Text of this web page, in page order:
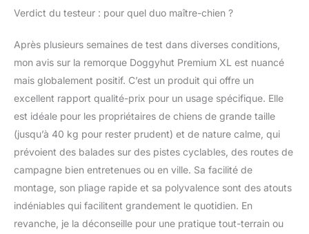
Verdict du testeur : pour quel duo maître-chien ?
Après plusieurs semaines de test dans diverses conditions,
mon avis sur la remorque Doggyhut Premium XL est nuancé
mais globalement positif. C’est un produit qui offre un
excellent rapport qualité-prix pour un usage spécifique. Elle
est idéale pour les propriétaires de chiens de grande taille
(jusqu’à 40 kg pour rester prudent) et de nature calme, qui
prévoient des balades sur des pistes cyclables, des routes de
campagne bien entretenues ou en ville. Sa facilité de
montage, son pliage rapide et sa polyvalence sont des atouts
indéniables qui facilitent grandement le quotidien. En
revanche, je la déconseille pour une pratique tout-terrain ou